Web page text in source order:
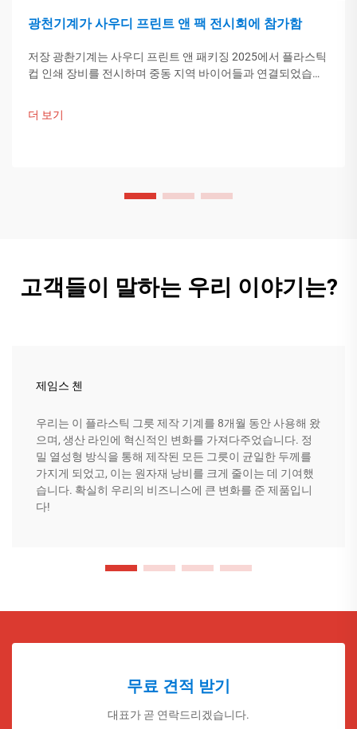
광천기계가 사우디 프린트 앤 팩 전시회에 참가함
저장 광촨기계는 사우디 프린트 앤 패키징 2025에서 플라스틱
컵 인쇄 장비를 전시하며 중동 지역 바이어들과 연결되었습니
더 보기
고객들이 말하는 우리 이야기는?
제임스 첸
우리는 이 플라스틱 그릇 제작 기계를 8개월 동안 사용해 왔
으며, 생산 라인에 혁신적인 변화를 가져다주었습니다. 정
밀 열성형 방식을 통해 제작된 모든 그릇이 균일한 두께를
가지게 되었고, 이는 원자재 낭비를 크게 줄이는 데 기여했
습니다. 확실히 우리의 비즈니스에 큰 변화를 준 제품입니
다!
무료 견적 받기
대표가 곧 연락드리겠습니다.